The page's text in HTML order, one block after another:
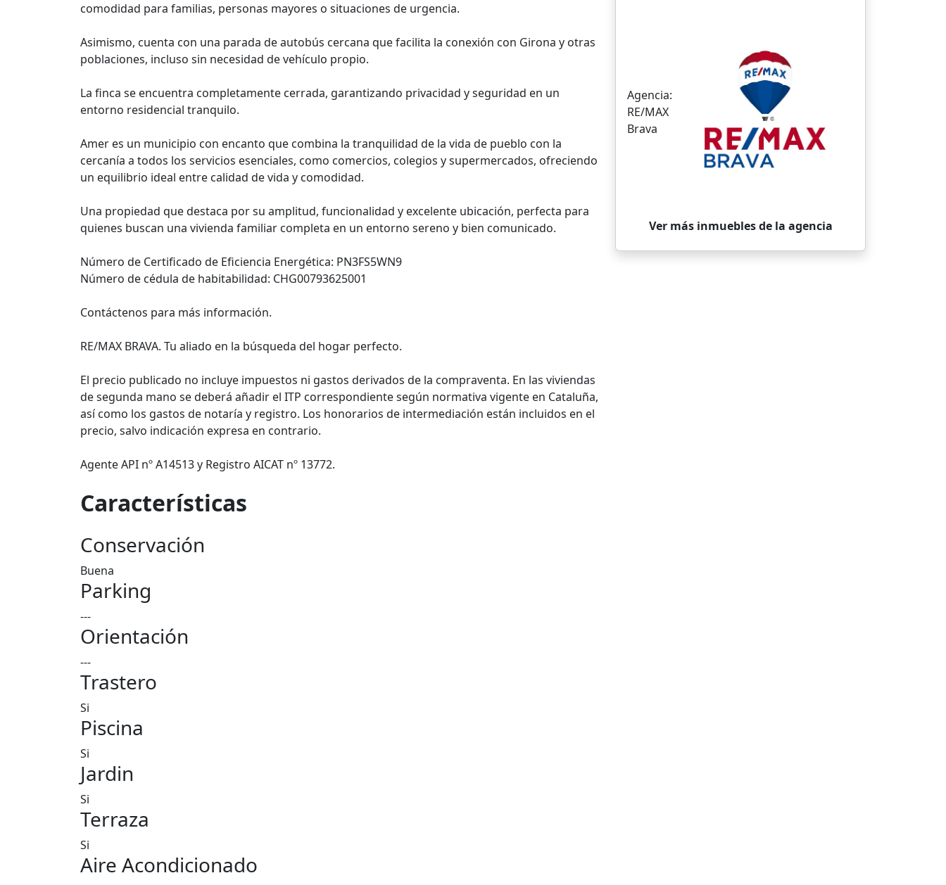
comodidad para familias, personas mayores o situaciones de urgencia.
Asimismo, cuenta con una parada de autobús cercana que facilita la conexión con Girona y otras
poblaciones, incluso sin necesidad de vehículo propio.
La finca se encuentra completamente cerrada, garantizando privacidad y seguridad en un
entorno residencial tranquilo.
Amer es un municipio con encanto que combina la tranquilidad de la vida de pueblo con la
cercanía a todos los servicios esenciales, como comercios, colegios y supermercados, ofreciendo
un equilibrio ideal entre calidad de vida y comodidad.
Una propiedad que destaca por su amplitud, funcionalidad y excelente ubicación, perfecta para
quienes buscan una vivienda familiar completa en un entorno sereno y bien comunicado.
Número de Certificado de Eficiencia Energética: PN3FS5WN9
Número de cédula de habitabilidad: CHG00793625001
Contáctenos para más información.
RE/MAX BRAVA. Tu aliado en la búsqueda del hogar perfecto.
El precio publicado no incluye impuestos ni gastos derivados de la compraventa. En las viviendas
de segunda mano se deberá añadir el ITP correspondiente según normativa vigente en Cataluña,
así como los gastos de notaría y registro. Los honorarios de intermediación están incluidos en el
precio, salvo indicación expresa en contrario.
Agente API nº A14513 y Registro AICAT nº 13772.
Características
Conservación
Buena
Parking
---
Orientación
---
Trastero
Si
Piscina
Si
Jardin
Si
Terraza
Si
Aire Acondicionado
Agencia:
RE/MAX
Brava
Ver más inmuebles de la agencia